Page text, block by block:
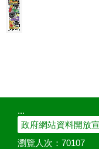
:::
政府網站資料開放
瀏覽人次： 70107